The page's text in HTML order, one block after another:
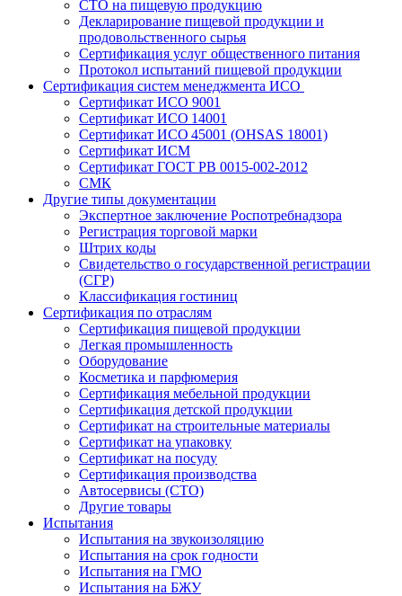
СТО на пищевую продукцию
Декларирование пищевой продукции и
продовольственного сырья
Сертификация услуг общественного питания
Протокол испытаний пищевой продукции
Сертификация систем менеджмента ИСО
Сертификат ИСО 9001
Сертификат ИСО 14001
Сертификат ИСО 45001 (OHSAS 18001)
Сертификат ИСМ
Сертификат ГОСТ РВ 0015-002-2012
СМК
Другие типы документации
Экспертное заключение Роспотребнадзора
Регистрация торговой марки
Штрих коды
Свидетельство о государственной регистрации
(СГР)
Классификация гостиниц
Сертификация по отраслям
Сертификация пищевой продукции
Легкая промышленность
Оборудование
Косметика и парфюмерия
Сертификация мебельной продукции
Сертификация детской продукции
Сертификат на строительные материалы
Сертификат на упаковку
Сертификат на посуду
Сертификация производства
Автосервисы (СТО)
Другие товары
Испытания
Испытания на звукоизоляцию
Испытания на срок годности
Испытания на ГМО
Испытания на БЖУ